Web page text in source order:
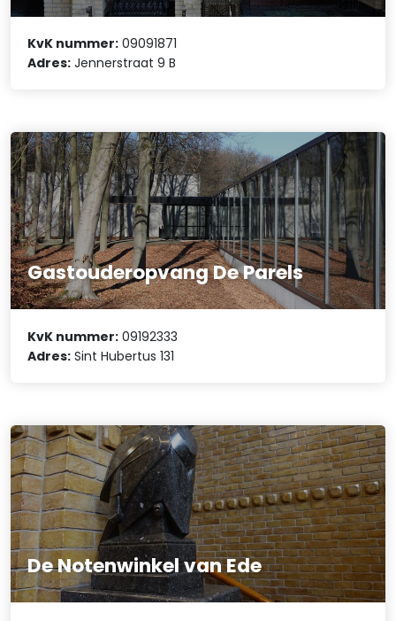
KvK nummer: 09091871
Adres: Jennerstraat 9 B
Gastouderopvang De Parels
KvK nummer: 09192333
Adres: Sint Hubertus 131
De Notenwinkel van Ede